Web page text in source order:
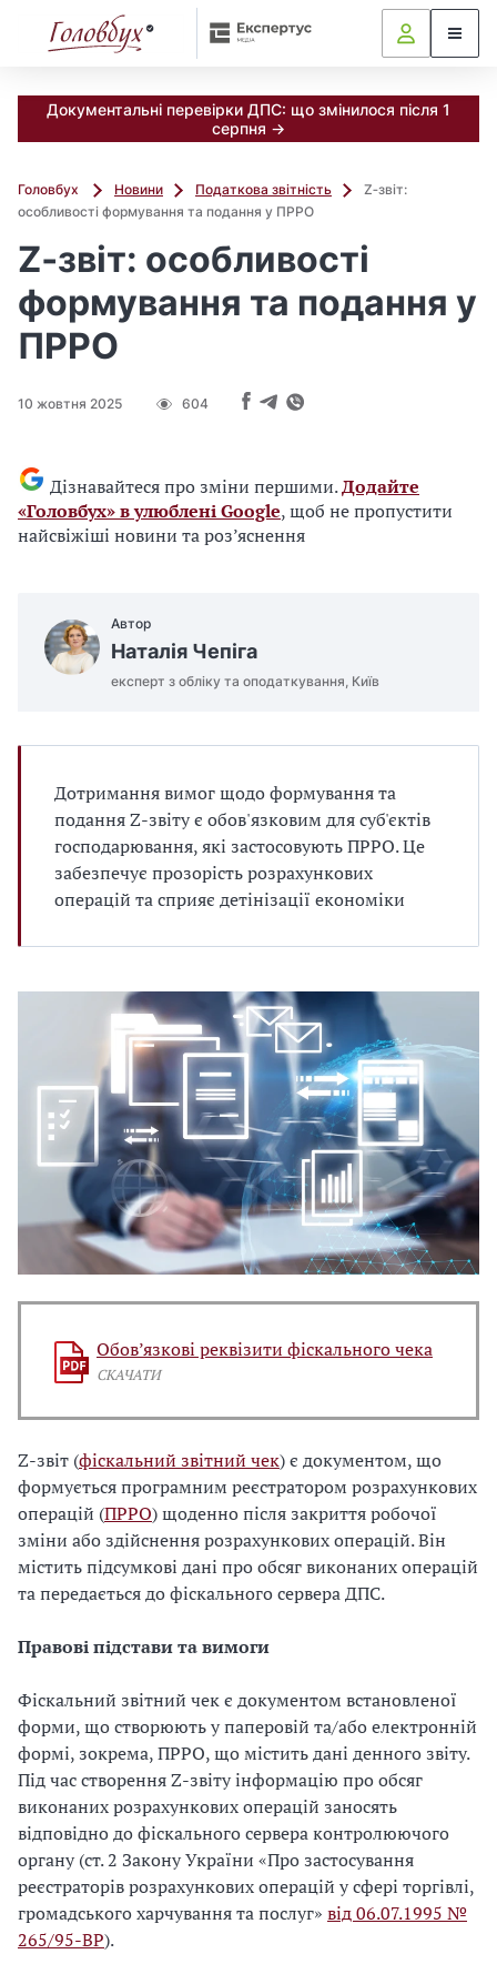
Документальні перевірки ДПС: що змінилося після 1
серпня →
Головбух Новини Податкова звітність
Z‑звіт:
особливості формування та подання у ПРРО
Z‑звіт: особливості
формування та подання у
ПРРО
10 жовтня 2025 604
Дізнавайтеся про зміни першими.Додайте
«Головбух» в улюблені Google, щоб не пропустити
найсвіжіші новини та роз’яснення
Автор
Наталія Чепіга
експерт з обліку та оподаткування, Київ
Дотримання вимог щодо формування та
подання Z-звіту є обов'язковим для суб'єктів
господарювання, які застосовують ПРРО. Це
забезпечує прозорість розрахункових
операцій та сприяє детінізації економіки
Обов’язкові реквізити фіскального чека
СКАЧАТИ
Z-звіт (фіскальний звітний чек) є документом, що
формується програмним реєстратором розрахункових
операцій (ПРРО) щоденно після закриття робочої
зміни або здійснення розрахункових операцій. Він
містить підсумкові дані про обсяг виконаних операцій
та передається до фіскального сервера ДПС.
Правові підстави та вимоги
Фіскальний звітний чек є документом встановленої
форми, що створюють у паперовій та/або електронній
формі, зокрема, ПРРО, що містить дані денного звіту.
Під час створення Z-звіту інформацію про обсяг
виконаних розрахункових операцій заносять
відповідно до фіскального сервера контролюючого
органу (ст. 2 Закону України «Про застосування
реєстраторів розрахункових операцій у сфері торгівлі,
громадського харчування та послуг» від 06.07.1995 №
265/95-ВР).